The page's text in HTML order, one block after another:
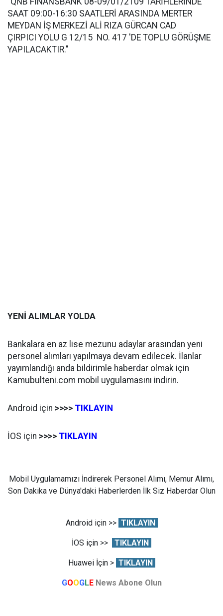
SAAT 09:00-16:30 SAATLERİ ARASINDA MERTER
MEYDAN İŞ MERKEZİ ALİ RIZA GÜRCAN CAD
ÇIRPICI YOLU G 12/15 NO. 417 'DE TOPLU GÖRÜŞME
YAPILACAKTIR."
YENİ ALIMLAR YOLDA
Bankalara en az lise mezunu adaylar arasından yeni
personel alımları yapılmaya devam edilecek. İlanlar
yayımlandığı anda bildirimle haberdar olmak için
Kamubulteni.com mobil uygulamasını indirin.
Android için >>>> TIKLAYIN
İOS için >>>> TIKLAYIN
Mobil Uygulamamızı İndirerek Personel Alımı, Memur Alımı,
Son Dakika ve Dünya'daki Haberlerden İlk Siz Haberdar Olun
Android için >> TIKLAYIN
İOS için >> TIKLAYIN
Huawei İçin > TIKLAYIN
GOOGLE News Abone Olun